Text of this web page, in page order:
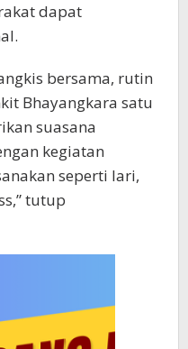
dapat
bersama, rutin
Bhayangkara satu
suasana
kegiatan
seperti lari,
tutup